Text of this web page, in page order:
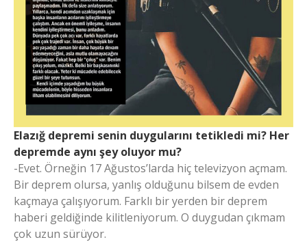
Elazığ depremi senin duygularını tetikledi mi? Her
depremde aynı şey oluyor mu?
-Evet. Örneğin 17 Ağustos’larda hiç televizyon açmam.
Bir deprem olursa, yanlış olduğunu bilsem de evden
kaçmaya çalışıyorum. Farklı bir yerden bir deprem
haberi geldiğinde kilitleniyorum. O duygudan çıkmam
çok uzun sürüyor.